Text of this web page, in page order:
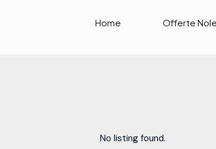
Home Offerte
No listing found.